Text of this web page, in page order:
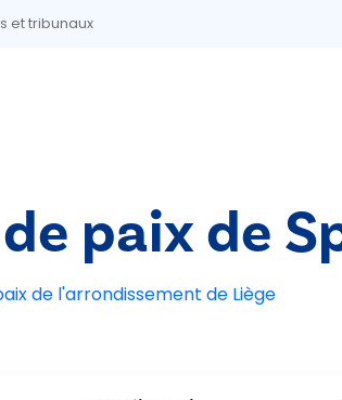
et tribunaux
paix de
de l'arrondissement de Liège